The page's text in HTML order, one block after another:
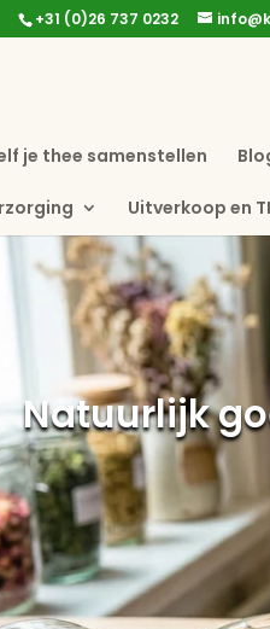
+31 (0)26 737 0232
je thee samenstellen
Uitverkoop en
Natuurlijk